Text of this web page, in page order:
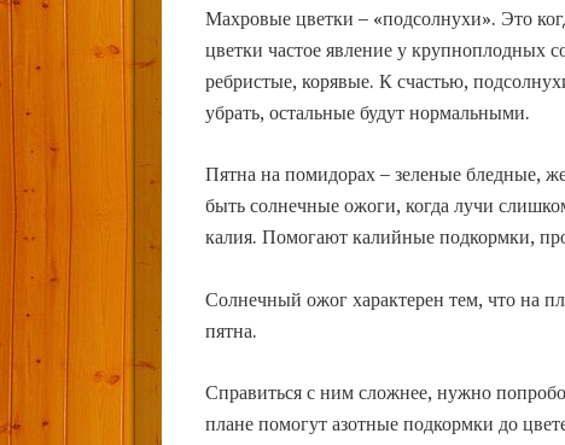
Махровые цветки – «подсолнухи». Это
цветки частое явление у крупноплодных
ребристые, корявые. К счастью,
убрать, остальные будут нормальными.
Пятна на помидорах – зеленые бледные,
быть солнечные ожоги, когда лучи
калия. Помогают калийные подкормки,
Солнечный ожог характерен тем, что на
пятна.
Справиться с ним сложнее, нужно
плане помогут азотные подкормки до